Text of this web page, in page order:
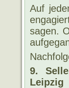
Auf
sagen.
9.
Leipzig